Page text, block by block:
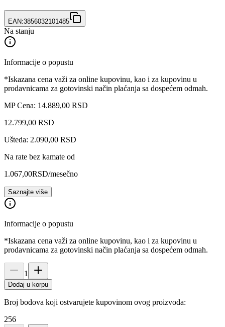
EAN:3856032101485
Na stanju
Informacije o popustu
*Iskazana cena važi za online kupovinu, kao i za kupovinu u
prodavnicama za gotovinski način plaćanja sa dospećem odmah.
MP Cena: 14.889,00 RSD
12.799,00 RSD
Ušteda: 2.090,00 RSD
Na rate bez kamate od
1.067,00RSD/mesečno
Saznajte više
Informacije o popustu
*Iskazana cena važi za online kupovinu, kao i za kupovinu u
prodavnicama za gotovinski način plaćanja sa dospećem odmah.
1
Dodaj u korpu
Broj bodova koji ostvarujete kupovinom ovog proizvoda:
256